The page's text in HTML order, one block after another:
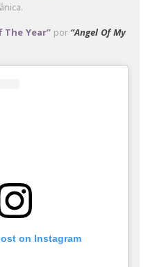
The Year” por “Angel Of My
on Instagram